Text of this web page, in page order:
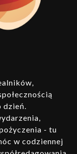
dzień.
- tu
w codziennej